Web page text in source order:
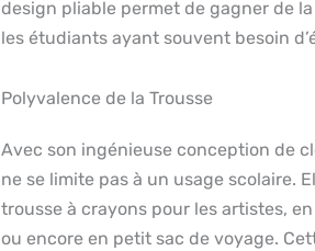
design pliable permet de gagner de
les étudiants ayant souvent besoin
Polyvalence de la Trousse
Avec son ingénieuse conception de
ne se limite pas à un usage scolaire.
trousse à crayons pour les artistes,
ou encore en petit sac de voyage.